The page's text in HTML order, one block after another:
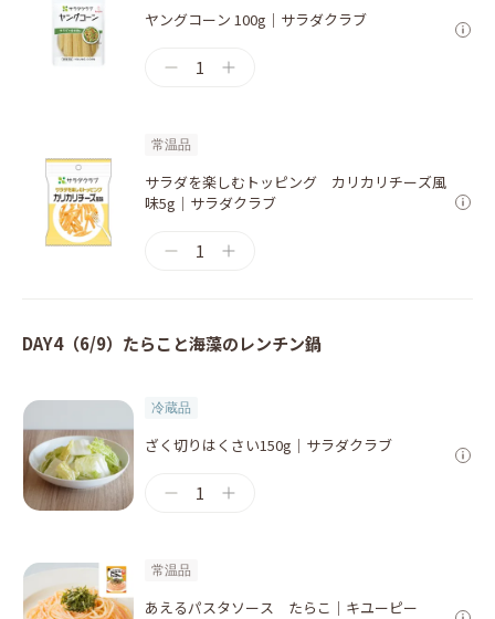
ヤングコーン 100g｜サラダクラブ
1
常温品
サラダを楽しむトッピング カリカリチーズ風
味5g｜サラダクラブ
1
DAY4（6/9）たらこと海藻のレンチン鍋
冷蔵品
ざく切りはくさい150g｜サラダクラブ
1
常温品
あえるパスタソース たらこ｜キユーピー